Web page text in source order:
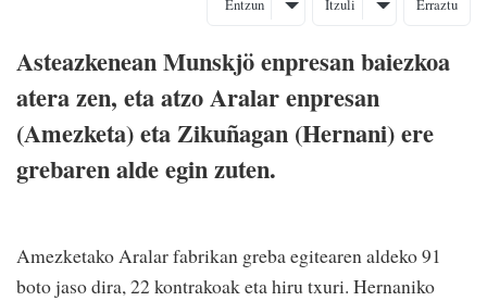
Entzun Itzuli Erraztu
Asteazkenean Munskjö enpresan baiezkoa
atera zen, eta atzo Aralar enpresan
(Amezketa) eta Zikuñagan (Hernani) ere
grebaren alde egin zuten.
Amezketako Aralar fabrikan greba egitearen aldeko 91
boto jaso dira, 22 kontrakoak eta hiru txuri. Hernaniko